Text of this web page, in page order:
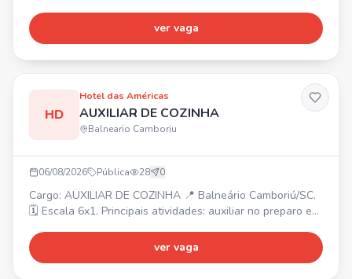
almoço) de segunda a sábado. Funções: Auxiliar na
produção e montagem das marmitas, organização e
ver vaga
HD
Hotel das Américas
AUXILIAR DE COZINHA
Balneario Camboriu
06/08/2026 Pública 28 0
Cargo: AUXILIAR DE COZINHA 📍 Balneário Camboriú/SC.
🗓️ Escala 6x1. Principais atividades: auxiliar no preparo e
ingredientes, apoiar a equipe de cozinha, manter a limpeza
e organização. ✅ Requisitos: experiência será um
ver vaga